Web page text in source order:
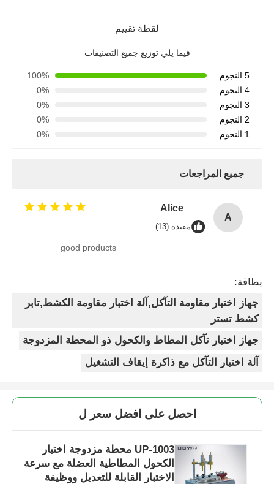
لقطة تقييم
فيما يلي توزيع جميع التصنيفات
5 النجوم
100%
4 النجوم
0%
3 النجوم
0%
2 النجوم
0%
1 النجوم
0%
جميع المراجعات
A
Alice
مفيدة (13)
good products
بطاقة:
جهاز اختبار مقاومة التآكل,آلة اختبار مقاومة الكشط,تابر
كشط تستر
جهاز اختبار تآكل المطاط والكحول ذو المحطة المزدوجة
آلة اختبار التآكل مع ذاكرة إيقاف التشغيل
احصل على افضل سعر ل
UP-1003 محطة مزدوجة اختبار
الكحول المطاطية العضلة مع سرعة
الاختبار القابلة للتعديل ووظيفة